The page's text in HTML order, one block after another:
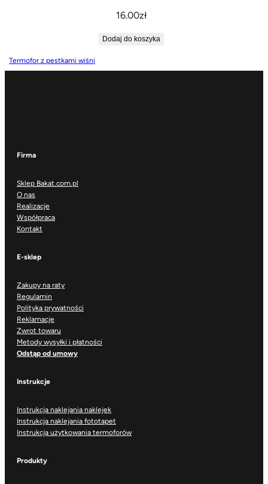
16.00zł
Dodaj do koszyka
Termofor z pestkami wiśni
Firma
Sklep Bakat.com.pl
O nas
Realizacje
Współpraca
Kontakt
E-sklep
Zakupy na raty
Regulamin
Polityka prywatności
Reklamacje
Zwrot towaru
Metody wysyłki i płatności
Odstąp od umowy
Instrukcje
Instrukcja naklejania naklejek
Instrukcja naklejania fototapet
Instrukcja użytkowania termoforów
Produkty